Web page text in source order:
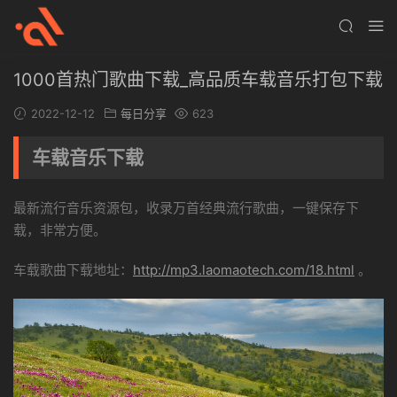
1000首热门歌曲下载_高品质车载音乐打包下载
2022-12-12 每日分享 623
车载音乐下载
最新流行音乐资源包，收录万首经典流行歌曲，一键保存下
载，非常方便。
车载歌曲下载地址： http://mp3.laomaotech.com/18.html 。